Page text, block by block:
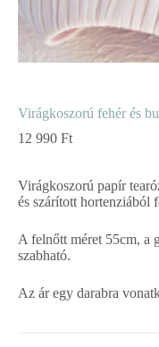
Virágkoszorú fehér és
12 990 Ft
Virágkoszorú papír
és szárított hortenziából
A felnőtt méret 55cm, a
szabható.
Az ár egy darabra